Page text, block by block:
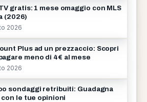
gratis: 1 mese omaggio con MLS
(2026)
2026
Plus ad un prezzaccio: Scopri
meno di 4€ al mese
2026
sondaggi retribuiti: Guadagna
le tue opinioni